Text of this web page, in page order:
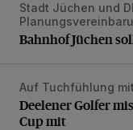
Bahnhof Jüchen
Stadt Jüchen und
Bahnhof Jüchen
Deelener Golfer
Auf Tuchfühlung
Deelener Golfer
Cup mit